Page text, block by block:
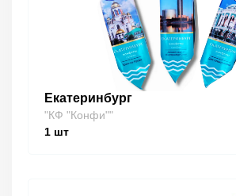
Екатеринбург
"КФ "Конфи""
1 шт